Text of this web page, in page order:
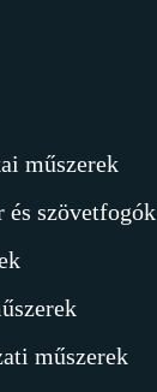
műszerek
és szövetfogók
műszerek